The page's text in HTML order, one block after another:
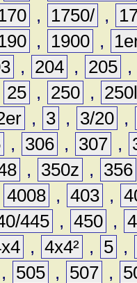
, 1750/ ,
, 1900 ,
, 204 , 205 ,
25 , 250 ,
, 3 , 3/20 ,
, 306 , 307 ,
, 350z ,
356
4008 , 403 ,
445 , 450 ,
, 4x4² , 5 ,
, 505 , 507 ,